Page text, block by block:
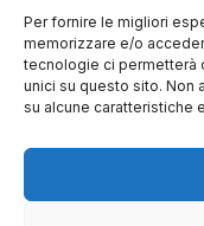
Per fornire le migliori
memorizzare e/o
tecnologie ci permetterà
unici su questo sito. Non
su alcune caratteristiche